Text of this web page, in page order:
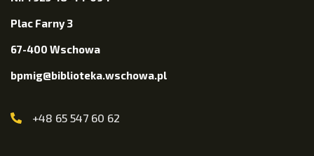
Plac Farny 3
67-400 Wschowa
bpmig@biblioteka.wschowa.pl
+48 65 547 60 62